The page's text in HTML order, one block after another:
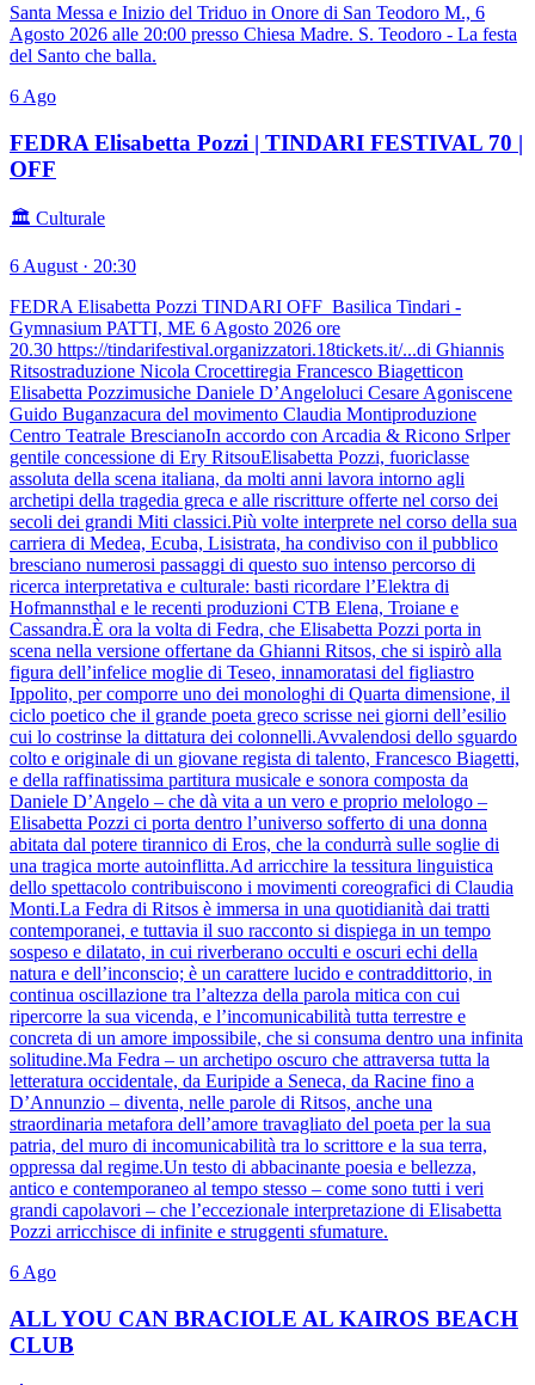
Santa Messa e Inizio del Triduo in Onore di San Teodoro M., 6
Agosto 2026 alle 20:00 presso Chiesa Madre. S. Teodoro - La festa
del Santo che balla.
6 Ago
FEDRA Elisabetta Pozzi | TINDARI FESTIVAL 70 |
OFF
🏛️ Culturale
6 August · 20:30
FEDRA Elisabetta Pozzi TINDARI OFF Basilica Tindari -
Gymnasium PATTI, ME 6 Agosto 2026 ore
20.30 https://tindarifestival.organizzatori.18tickets.it/...di Ghiannis
Ritsostraduzione Nicola Crocettiregia Francesco Biagetticon
Elisabetta Pozzimusiche Daniele D’Angeloluci Cesare Agoniscene
Guido Buganzacura del movimento Claudia Montiproduzione
Centro Teatrale BrescianoIn accordo con Arcadia & Ricono Srlper
gentile concessione di Ery RitsouElisabetta Pozzi, fuoriclasse
assoluta della scena italiana, da molti anni lavora intorno agli
archetipi della tragedia greca e alle riscritture offerte nel corso dei
secoli dei grandi Miti classici.Più volte interprete nel corso della sua
carriera di Medea, Ecuba, Lisistrata, ha condiviso con il pubblico
bresciano numerosi passaggi di questo suo intenso percorso di
ricerca interpretativa e culturale: basti ricordare l’Elektra di
Hofmannsthal e le recenti produzioni CTB Elena, Troiane e
Cassandra.È ora la volta di Fedra, che Elisabetta Pozzi porta in
scena nella versione offertane da Ghianni Ritsos, che si ispirò alla
figura dell’infelice moglie di Teseo, innamoratasi del figliastro
Ippolito, per comporre uno dei monologhi di Quarta dimensione, il
ciclo poetico che il grande poeta greco scrisse nei giorni dell’esilio
cui lo costrinse la dittatura dei colonnelli.Avvalendosi dello sguardo
colto e originale di un giovane regista di talento, Francesco Biagetti,
e della raffinatissima partitura musicale e sonora composta da
Daniele D’Angelo – che dà vita a un vero e proprio melologo –
Elisabetta Pozzi ci porta dentro l’universo sofferto di una donna
abitata dal potere tirannico di Eros, che la condurrà sulle soglie di
una tragica morte autoinflitta.Ad arricchire la tessitura linguistica
dello spettacolo contribuiscono i movimenti coreografici di Claudia
Monti.La Fedra di Ritsos è immersa in una quotidianità dai tratti
contemporanei, e tuttavia il suo racconto si dispiega in un tempo
sospeso e dilatato, in cui riverberano occulti e oscuri echi della
natura e dell’inconscio; è un carattere lucido e contraddittorio, in
continua oscillazione tra l’altezza della parola mitica con cui
ripercorre la sua vicenda, e l’incomunicabilità tutta terrestre e
concreta di un amore impossibile, che si consuma dentro una infinita
solitudine.Ma Fedra – un archetipo oscuro che attraversa tutta la
letteratura occidentale, da Euripide a Seneca, da Racine fino a
D’Annunzio – diventa, nelle parole di Ritsos, anche una
straordinaria metafora dell’amore travagliato del poeta per la sua
patria, del muro di incomunicabilità tra lo scrittore e la sua terra,
oppressa dal regime.Un testo di abbacinante poesia e bellezza,
antico e contemporaneo al tempo stesso – come sono tutti i veri
grandi capolavori – che l’eccezionale interpretazione di Elisabetta
Pozzi arricchisce di infinite e struggenti sfumature.
6 Ago
ALL YOU CAN BRACIOLE AL KAIROS BEACH
CLUB